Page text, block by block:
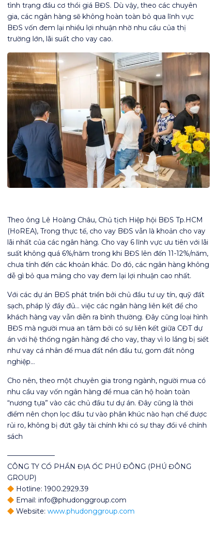
tình trạng đầu cơ thổi giá BĐS. Dù vậy, theo các chuyên
gia, các ngân hàng sẽ không hoàn toàn bỏ qua lĩnh vực
BĐS vốn đem lại nhiều lợi nhuận nhờ nhu cầu của thị
trường lớn, lãi suất cho vay cao.
Theo ông Lê Hoàng Châu, Chủ tịch Hiệp hội BĐS Tp.HCM
(HoREA), Trong thực tế, cho vay BĐS vẫn là khoản cho vay
lãi nhất của các ngân hàng. Cho vay 6 lĩnh vực ưu tiên với lãi
suất không quá 6%/năm trong khi BĐS lên đến 11-12%/năm,
chưa tính đến các khoản khác. Do đó, các ngân hàng không
dễ gì bỏ qua mảng cho vay đem lại lợi nhuận cao nhất.
Với các dự án BĐS phát triển bởi chủ đầu tư uy tín, quỹ đất
sạch, pháp lý đầy đủ… việc các ngân hàng liên kết để cho
khách hàng vay vẫn diễn ra bình thường. Đây cũng loại hình
BĐS mà người mua an tâm bởi có sự liên kết giữa CĐT dự
án với hệ thống ngân hàng để cho vay, thay vì lo lắng bị siết
như vay cá nhân để mua đất nền đầu tư, gom đất nông
nghiệp…
Cho nên, theo một chuyên gia trong ngành, người mua có
nhu cầu vay vốn ngân hàng để mua căn hộ hoàn toàn
“nương tựa” vào các chủ đầu tư dự án. Đây cũng là thời
điểm nên chọn lọc đầu tư vào phân khúc nào hạn chế được
rủi ro, không bị đứt gãy tài chính khi có sự thay đổi về chính
sách
———————
CÔNG TY CỔ PHẦN ĐỊA ỐC PHÚ ĐÔNG (PHÚ ĐÔNG
GROUP)
Hotline: 1900.2929.39
Email: info@phudonggroup.com
Website: www.phudonggroup.com